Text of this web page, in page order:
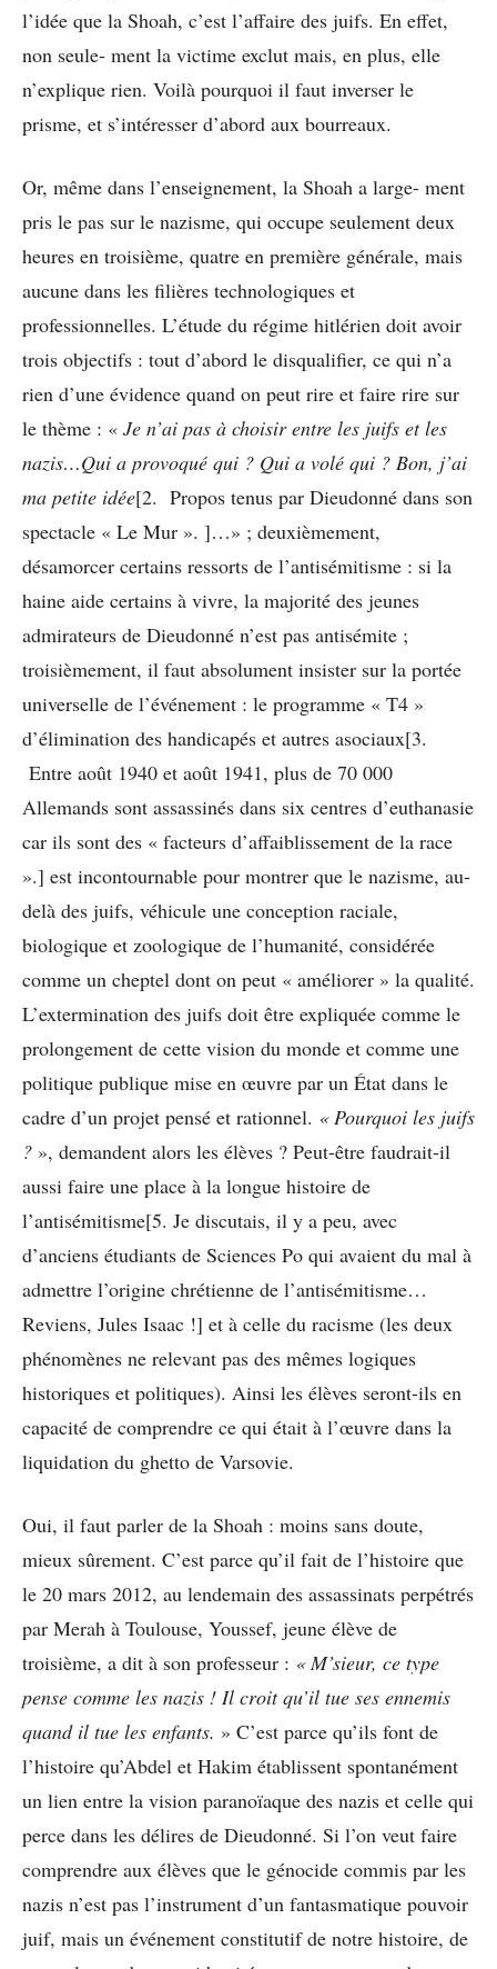
l’idée que la Shoah, c’est l’affaire des juifs. En effet,
non seule- ment la victime exclut mais, en plus, elle
n’explique rien. Voilà pourquoi il faut inverser le
prisme, et s’intéresser d’abord aux bourreaux.
Or, même dans l’enseignement, la Shoah a large- ment
pris le pas sur le nazisme, qui occupe seulement deux
heures en troisième, quatre en première générale, mais
aucune dans les filières technologiques et
professionnelles. L’étude du régime hitlérien doit avoir
trois objectifs : tout d’abord le disqualifier, ce qui n’a
rien d’une évidence quand on peut rire et faire rire sur
le thème : « Je n’ai pas à choisir entre les juifs et les
nazis…Qui a provoqué qui ? Qui a volé qui ? Bon, j’ai
ma petite idée[2. Propos tenus par Dieudonné dans son
spectacle « Le Mur ». ]…» ; deuxièmement,
désamorcer certains ressorts de l’antisémitisme : si la
haine aide certains à vivre, la majorité des jeunes
admirateurs de Dieudonné n’est pas antisémite ;
troisièmement, il faut absolument insister sur la portée
universelle de l’événement : le programme « T4 »
d’élimination des handicapés et autres asociaux[3.
Entre août 1940 et août 1941, plus de 70 000
Allemands sont assassinés dans six centres d’euthanasie
car ils sont des « facteurs d’affaiblissement de la race
».] est incontournable pour montrer que le nazisme, au-
delà des juifs, véhicule une conception raciale,
biologique et zoologique de l’humanité, considérée
comme un cheptel dont on peut « améliorer » la qualité.
L’extermination des juifs doit être expliquée comme le
prolongement de cette vision du monde et comme une
politique publique mise en œuvre par un État dans le
cadre d’un projet pensé et rationnel. « Pourquoi les juifs
? », demandent alors les élèves ? Peut-être faudrait-il
aussi faire une place à la longue histoire de
l’antisémitisme[5. Je discutais, il y a peu, avec
d’anciens étudiants de Sciences Po qui avaient du mal à
admettre l’origine chrétienne de l’antisémitisme…
Reviens, Jules Isaac !] et à celle du racisme (les deux
phénomènes ne relevant pas des mêmes logiques
historiques et politiques). Ainsi les élèves seront-ils en
capacité de comprendre ce qui était à l’œuvre dans la
liquidation du ghetto de Varsovie.
Oui, il faut parler de la Shoah : moins sans doute,
mieux sûrement. C’est parce qu’il fait de l’histoire que
le 20 mars 2012, au lendemain des assassinats perpétrés
par Merah à Toulouse, Youssef, jeune élève de
troisième, a dit à son professeur : « M’sieur, ce type
pense comme les nazis ! Il croit qu’il tue ses ennemis
quand il tue les enfants. » C’est parce qu’ils font de
l’histoire qu’Abdel et Hakim établissent spontanément
un lien entre la vision paranoïaque des nazis et celle qui
perce dans les délires de Dieudonné. Si l’on veut faire
comprendre aux élèves que le génocide commis par les
nazis n’est pas l’instrument d’un fantasmatique pouvoir
juif, mais un événement constitutif de notre histoire, de